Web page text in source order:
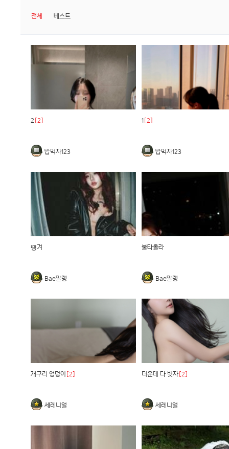
전체 베스트
2 [2]
밥먹자123
1 [2]
밥먹자123
떙겨
Bae말랭
불타올라
Bae말랭
개구리 엉덩이 [2]
세레니얼
더운데 다 벗자 [2]
세레니얼